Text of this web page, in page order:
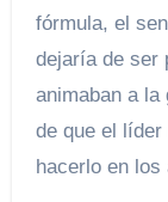
fórmula, el
dejaría de ser
animaban a la
de que el líder
hacerlo en los